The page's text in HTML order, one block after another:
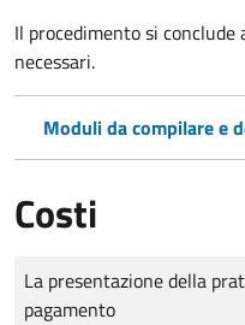
Il procedimento si
necessari.
Moduli da compilare e
Costi
Tipo di pagamento
Importo
La presentazione della
pagamento